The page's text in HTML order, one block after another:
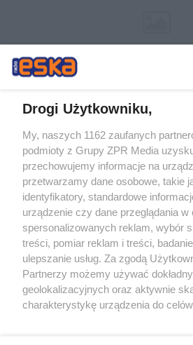
Żaden utwór zamieszczony w serwisie nie
rozpowszechniany lub dalej
tym także elektroniczny lub mechaniczny) na
eksploatacji w jakiejkolwiek formie, włącznie
Internecie bez pisemnej zgody właściciela
wykorzystanie utworów w całości lub w
tzn. bez właściwej zgody, jest zabronione
ścigane prawnie.
Drogi Użytkowniku,
My, naszych 1162 zaufanych
podmioty z Grupy ZPR Media
przechowujemy informacje na
przetwarzamy dane osobowe, takie
identyfikatory, standardowe
urządzenie czy dane przeglądania w
spersonalizowanych reklam, wybór
treści, pomiar reklam i treści,
ulepszanie usług. Za zgodą
Partnerzy możemy używać
geolokalizacyjnych oraz aktywnie
charakterystykę urządzenia do